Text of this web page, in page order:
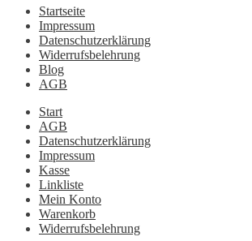
Startseite
Impressum
Datenschutzerklärung
Widerrufsbelehrung
Blog
AGB
Start
AGB
Datenschutzerklärung
Impressum
Kasse
Linkliste
Mein Konto
Warenkorb
Widerrufsbelehrung